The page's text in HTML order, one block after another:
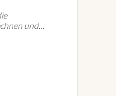
und